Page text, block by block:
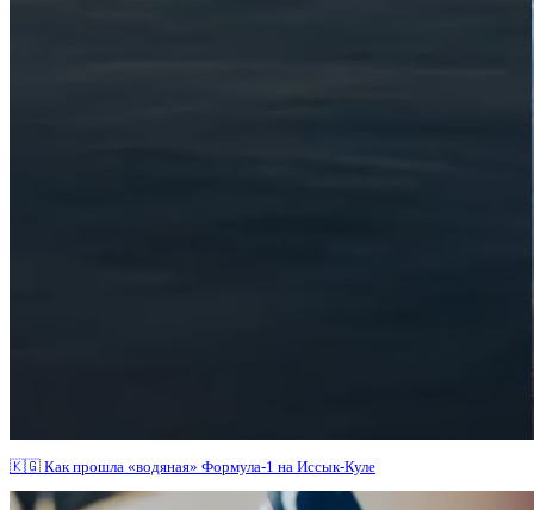
🇰🇬 Как прошла «водяная» Формула-1 на Иссык-Куле